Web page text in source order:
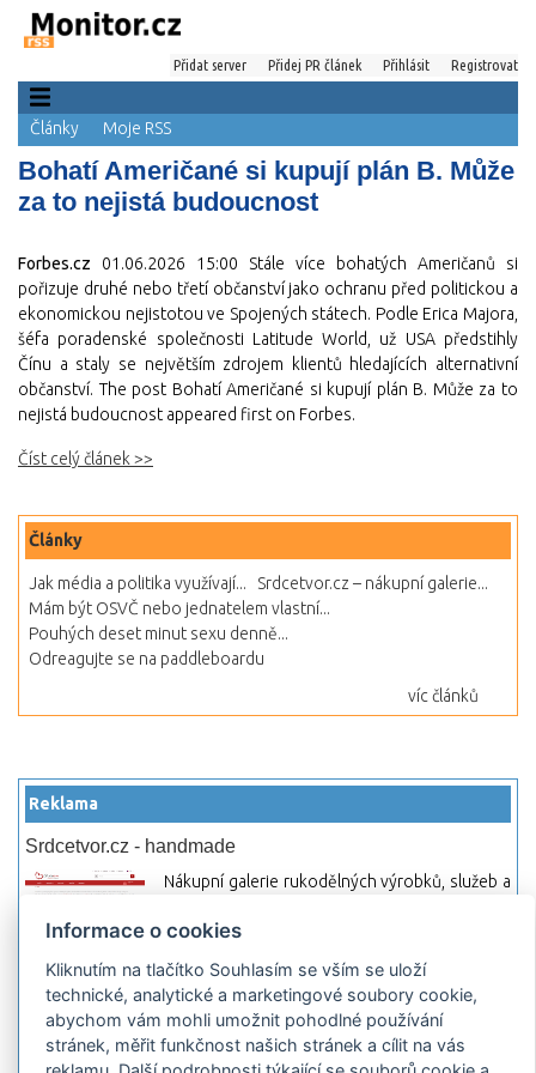
Přidat server Přidej PR článek Přihlásit Registrovat
Články Moje RSS
Bohatí Američané si kupují plán B. Může
za to nejistá budoucnost
Forbes.cz 01.06.2026 15:00 Stále více bohatých Američanů si
pořizuje druhé nebo třetí občanství jako ochranu před politickou a
ekonomickou nejistotou ve Spojených státech. Podle Erica Majora,
šéfa poradenské společnosti Latitude World, už USA předstihly
Čínu a staly se největším zdrojem klientů hledajících alternativní
občanství. The post Bohatí Američané si kupují plán B. Může za to
nejistá budoucnost appeared first on Forbes.
Číst celý článek >>
Články
Jak média a politika využívají...
Srdcetvor.cz – nákupní galerie...
Mám být OSVČ nebo jednatelem vlastní...
Pouhých deset minut sexu denně...
Odreagujte se na paddleboardu
víc článků
Reklama
Srdcetvor.cz - handmade
Nákupní galerie rukodělných výrobků, služeb a
začít prodávat nebo jen nakupovat.
Hledej-hosting.cz - webhosting, VPS
hosting
Přehled webhostingových, multihosting a VPS
hosting programů s možností jejich
Informace o cookies
Kliknutím na tlačítko Souhlasím se vším se uloží
technické, analytické a marketingové soubory cookie,
abychom vám mohli umožnit pohodlné používání
stránek, měřit funkčnost našich stránek a cílit na vás